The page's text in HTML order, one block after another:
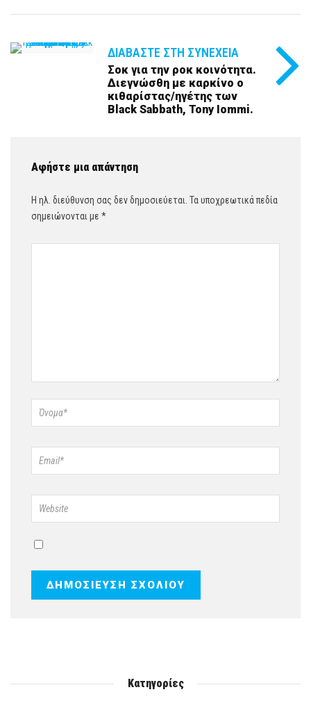
ΔΙΑΒΆΣΤΕ ΣΤΗ ΣΥΝΈΧΕΙΑ
Σοκ για την ροκ κοινότητα.
Διεγνώσθη με καρκίνο ο
κιθαρίστας/ηγέτης των
Black Sabbath, Tony Iommi.
Αφήστε μια απάντηση
Η ηλ. διεύθυνση σας δεν δημοσιεύεται. Τα υποχρεωτικά πεδία
σημειώνονται με *
Κατηγορίες